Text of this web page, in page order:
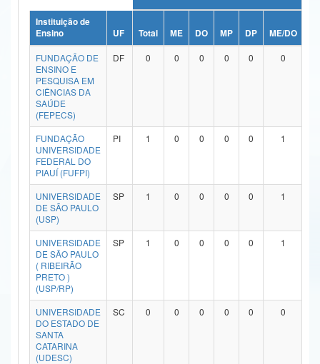
Ministério da Ciência, Tecnologia, Inovações e Comunicações
Ministério do Meio Ambiente
Ministério do Turismo
Ministério do Desenvolvimento Regional
Ministério da Mulher, da Família e dos Direitos Humanos
Secretaria de Governo
Gabinete de Segurança Institucional
Advocacia-Geral da União
Banco Central do Brasil
Instituição de
Ensino
UF Total ME DO MP DP ME/DO
FUNDAÇÃO DE
ENSINO E
PESQUISA EM
CIÊNCIAS DA
SAÚDE
(FEPECS)
DF 0 0 0 0 0 0
FUNDAÇÃO
UNIVERSIDADE
FEDERAL DO
PIAUÍ (FUFPI)
PI 1 0 0 0 0 1
UNIVERSIDADE
DE SÃO PAULO
(USP)
SP 1 0 0 0 0 1
UNIVERSIDADE
DE SÃO PAULO
( RIBEIRÃO
PRETO )
(USP/RP)
SP 1 0 0 0 0 1
UNIVERSIDADE
DO ESTADO DE
SANTA
CATARINA
(UDESC)
SC 0 0 0 0 0 0